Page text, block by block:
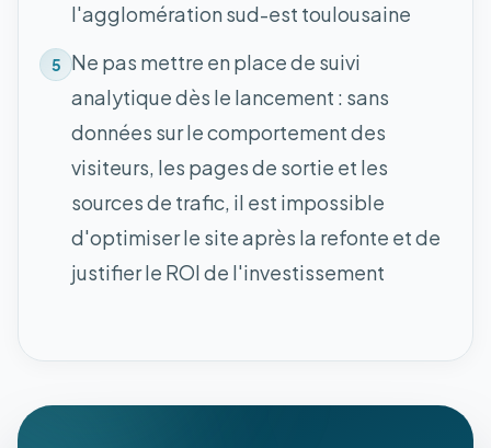
l'agglomération sud-est toulousaine
5 Ne pas mettre en place de suivi
analytique dès le lancement : sans
données sur le comportement des
visiteurs, les pages de sortie et les
sources de trafic, il est impossible
d'optimiser le site après la refonte et de
justifier le ROI de l'investissement